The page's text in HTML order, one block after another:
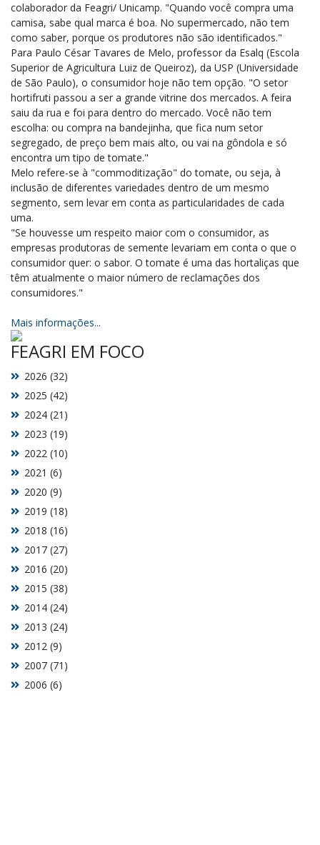
colaborador da Feagri/ Unicamp. "Quando você compra uma
camisa, sabe qual marca é boa. No supermercado, não tem
como saber, porque os produtores não são identificados."
Para Paulo César Tavares de Melo, professor da Esalq (Escola
Superior de Agricultura Luiz de Queiroz), da USP (Universidade
de São Paulo), o consumidor hoje não tem opção. "O setor
hortifruti passou a ser a grande vitrine dos mercados. A feira
saiu da rua e foi para dentro do mercado. Você não tem
escolha: ou compra na bandejinha, que fica num setor
segregado, de preço bem mais alto, ou vai na gôndola e só
encontra um tipo de tomate."
Melo refere-se à "commoditização" do tomate, ou seja, à
inclusão de diferentes variedades dentro de um mesmo
segmento, sem levar em conta as particularidades de cada
uma.
"Se houvesse um respeito maior com o consumidor, as
empresas produtoras de semente levariam em conta o que o
consumidor quer: o sabor. O tomate é uma das hortaliças que
têm atualmente o maior número de reclamações dos
consumidores."
Mais informações...
FEAGRI EM FOCO
2006 (6)
2007 (71)
2012 (9)
2013 (24)
2014 (24)
2015 (38)
2016 (20)
2017 (27)
2018 (16)
2019 (18)
2020 (9)
2021 (6)
2022 (10)
2023 (19)
2024 (21)
2025 (42)
2026 (32)